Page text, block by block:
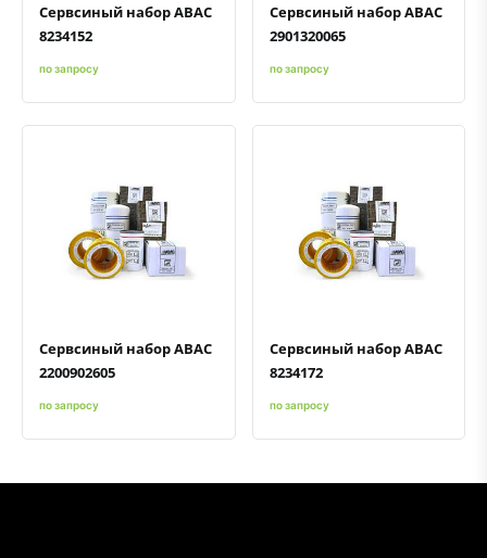
Сервсиный набор ABAC
8234152
по запросу
Сервсиный набор ABAC
2901320065
по запросу
Быстрый просмотр
Добавить к сравнению
Добавить в избранное
Сервсиный набор ABAC
2200902605
по запросу
Быстрый просмотр
Добавить к сравнению
Добавить в избранное
Сервсиный набор ABAC
8234172
по запросу